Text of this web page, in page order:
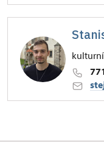
47/,
kulturní